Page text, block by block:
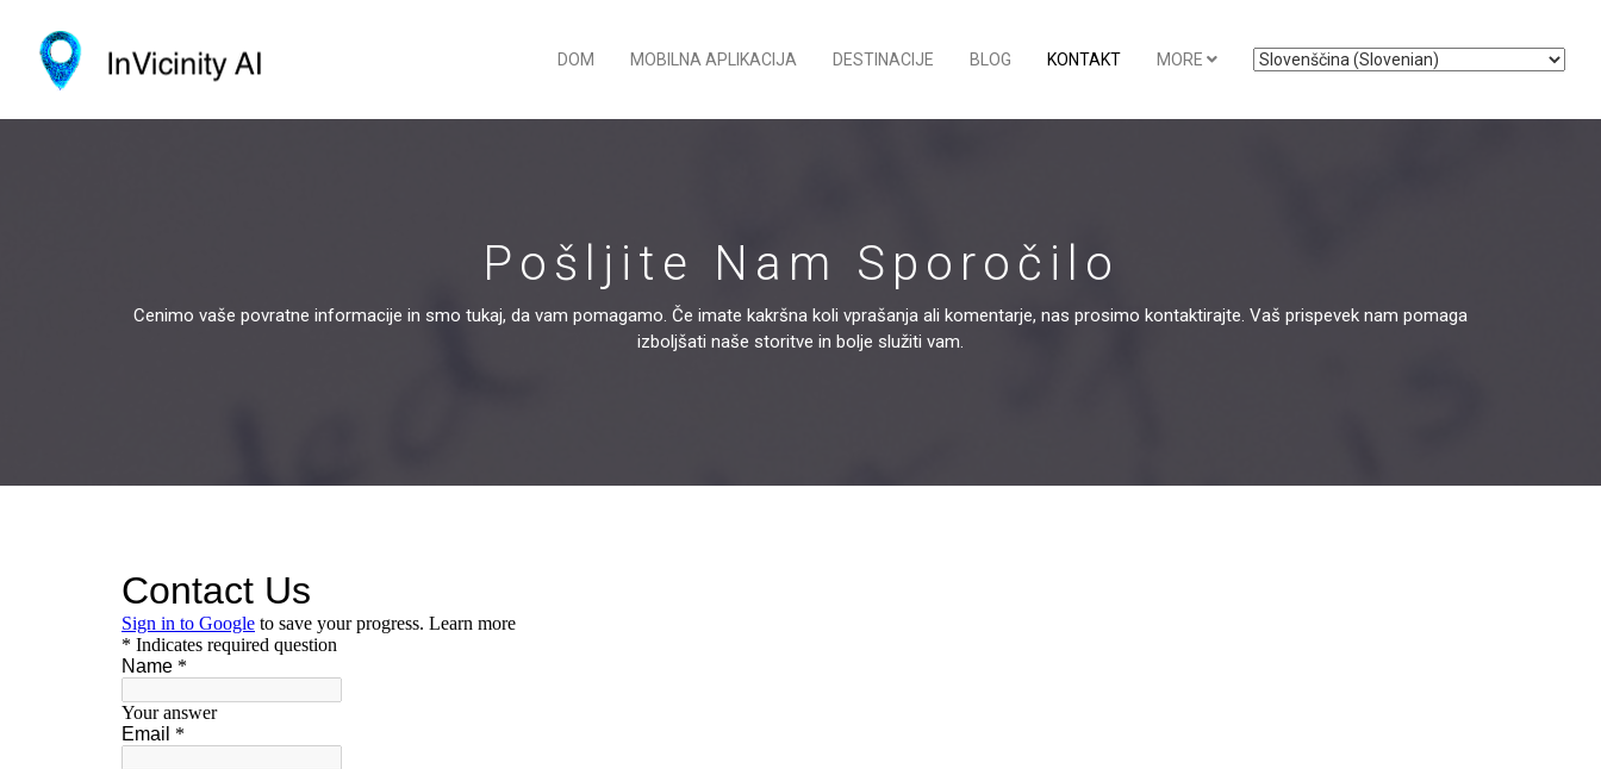
DOM MOBILNA APLIKACIJA DESTINACIJE BLOG KONTAKT MORE
Pošljite Nam Sporočilo
Cenimo vaše povratne informacije in smo tukaj, da vam pomagamo. Če imate kakršna koli vprašanja ali komentarje, nas prosimo kontaktirajte. Vaš prispevek nam pomaga
izboljšati naše storitve in bolje služiti vam.